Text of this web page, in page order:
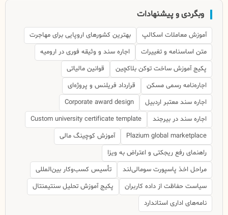
وبگردی و پیشنهادات
آموزش معاملات اسکالپ
بهترین کشورهای اروپایی برای مهاجرت
متن اساسنامه و تغییرات
اجاره سند و وثیقه فوری در ارومیه
پکیج آموزش ساخت توکن بلاکچین
قوانین مالیاتی
اجاره‌نامه رسمی مسکن
قرارداد فریلنس و پروژه‌ای
اجاره سند معتبر اردبیل
Corporate award design
اجاره سند در بیرجند
Custom university certificate template
Plazium global marketplace
آموزش کوچینگ مالی
راهنمای رفع ریجکتی و اعتراض به ویزا
مراحل اخذ پاسپورت سومالی‌لند
تأسیس کسب‌وکار بین‌المللی
سیاست حفاظت از داده کاربران
پکیج آموزش تحلیل سنتیمنتال
نامه‌های اداری استاندارد